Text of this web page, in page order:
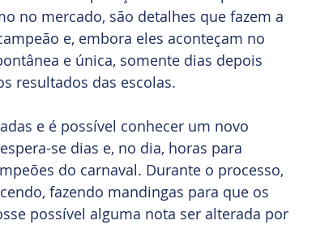
no mercado, são detalhes que fazem a
e, embora eles aconteçam no
e única, somente dias depois
resultados das escolas.
e é possível conhecer um novo
se dias e, no dia, horas para
do carnaval. Durante o processo,
fazendo mandingas para que os
possível alguma nota ser alterada por